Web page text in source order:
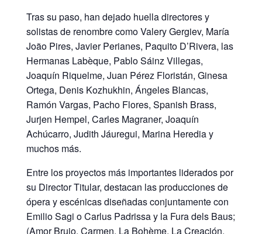
Tras su paso, han dejado huella directores y
solistas de renombre como Valery Gergiev, María
João Pires, Javier Perianes, Paquito D’Rivera, las
Hermanas Labèque, Pablo Sáinz Villegas,
Joaquín Riquelme, Juan Pérez Floristán, Ginesa
Ortega, Denis Kozhukhin, Ángeles Blancas,
Ramón Vargas, Pacho Flores, Spanish Brass,
Jurjen Hempel, Carles Magraner, Joaquín
Achúcarro, Judith Jáuregui, Marina Heredia y
muchos más.
Entre los proyectos más importantes liderados por
su Director Titular, destacan las producciones de
ópera y escénicas diseñadas conjuntamente con
Emilio Sagi o Carlus Padrissa y la Fura dels Baus;
(Amor Brujo, Carmen, La Bohème, La Creación,